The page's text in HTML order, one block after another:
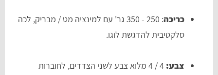
כריכה
: 250 - 350 גר' עם למינציה מט / מבריק, לכה
סלקטיבית להדגשת לוגו.
צבע:
4 / 4 מלוא צבע לשני הצדדים, לחוברות